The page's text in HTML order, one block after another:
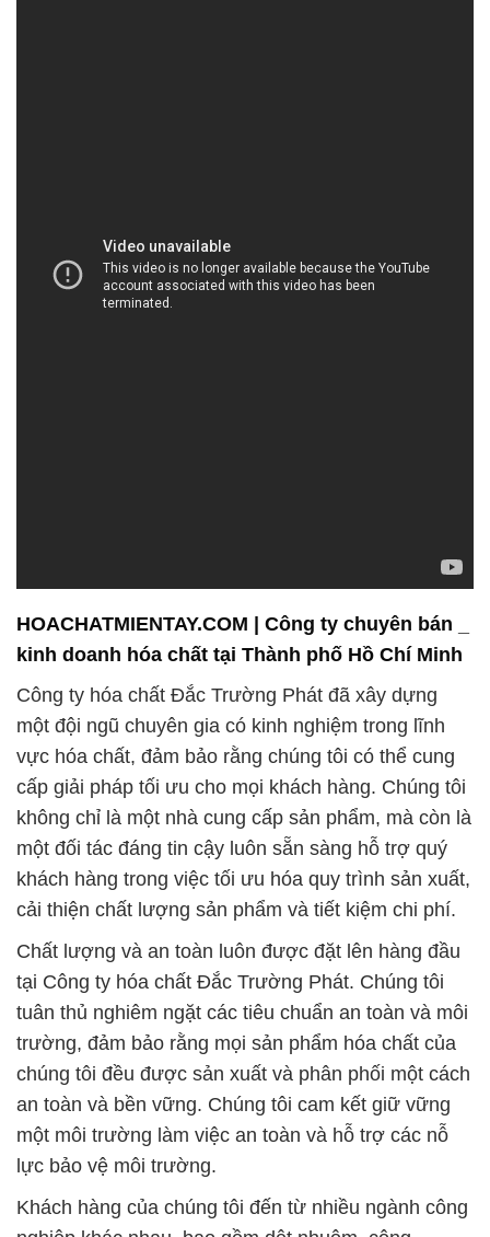
HOACHATMIENTAY.COM | Công ty chuyên bán _
kinh doanh hóa chất tại Thành phố Hồ Chí Minh
Công ty hóa chất Đắc Trường Phát đã xây dựng
một đội ngũ chuyên gia có kinh nghiệm trong lĩnh
vực hóa chất, đảm bảo rằng chúng tôi có thể cung
cấp giải pháp tối ưu cho mọi khách hàng. Chúng tôi
không chỉ là một nhà cung cấp sản phẩm, mà còn là
một đối tác đáng tin cậy luôn sẵn sàng hỗ trợ quý
khách hàng trong việc tối ưu hóa quy trình sản xuất,
cải thiện chất lượng sản phẩm và tiết kiệm chi phí.
Chất lượng và an toàn luôn được đặt lên hàng đầu
tại Công ty hóa chất Đắc Trường Phát. Chúng tôi
tuân thủ nghiêm ngặt các tiêu chuẩn an toàn và môi
trường, đảm bảo rằng mọi sản phẩm hóa chất của
chúng tôi đều được sản xuất và phân phối một cách
an toàn và bền vững. Chúng tôi cam kết giữ vững
một môi trường làm việc an toàn và hỗ trợ các nỗ
lực bảo vệ môi trường.
Khách hàng của chúng tôi đến từ nhiều ngành công